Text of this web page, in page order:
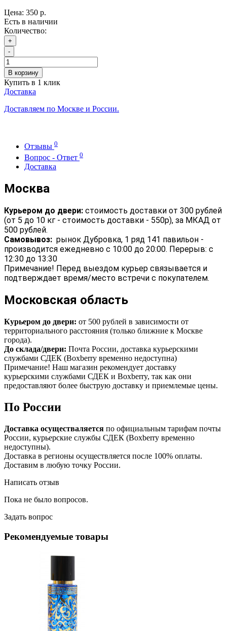
Цена: 350 р.
Есть в наличии
Количество:
+
-
В корзину
Купить в 1 клик
Доставка
Доставляем по Москве и России.
Отзывы 0
Вопрос - Ответ 0
Доставка
Москва
Курьером до двери: стоимость доставки от 300 рублей
(от 5 до 10 кг - стоимость доставки - 550р), за МКАД от
500 рублей.
Самовывоз: рынок Дубровка, 1 ряд 141 павильон -
производится ежедневно с 10:00 до 20:00. Перерыв: с
12:30 до 13:30
Примечание! Перед выездом курьер связывается и
подтверждает время/место встречи с покупателем.
Московская область
Курьером до двери: от 500 рублей в зависимости от
территориального расстояния (только ближние к Москве
города).
До склада/двери: Почта России, доставка курьерскими
службами СДЕК (Boxberry временно недоступна)
Примечание! Наш магазин рекомендует доставку
курьерскими службами СДЕК и Boxberry, так как они
предоставляют более быструю доставку и приемлемые цены.
По России
Доставка осуществаляется по официальным тарифам почты
России, курьерские службы СДЕК (Boxberry временно
недоступны).
Доставка в регионы осуществляется после 100% оплаты.
Доставим в любую точку России.
Написать отзыв
Пока не было вопросов.
Задать вопрос
Рекомендуемые товары